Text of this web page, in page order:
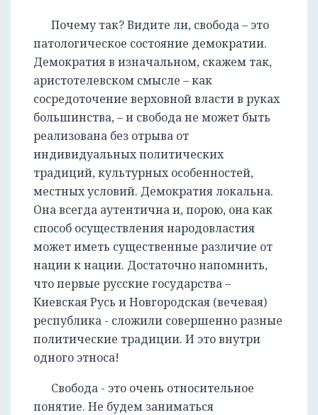
Почему так? Видите ли, свобода – это
патологическое состояние демократии.
Демократия в изначальном, скажем так,
аристотелевском смысле – как
сосредоточение верховной власти в руках
большинства, – и свобода не может быть
реализована без отрыва от
индивидуальных политических
традиций, культурных особенностей,
местных условий. Демократия локальна.
Она всегда аутентична и, порою, она как
способ осуществления народовластия
может иметь существенные различие от
нации к нации. Достаточно напомнить,
что первые русские государства –
Киевская Русь и Новгородская (вечевая)
республика - сложили совершенно разные
политические традиции. И это внутри
одного этноса!
Свобода - это очень относительное
понятие. Не будем заниматься